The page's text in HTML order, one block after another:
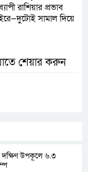
রাশিয়ার প্রভাব
সামাল দিয়ে
শেয়ার করুন
দক্ষিণ উপকূলে ৬.৩